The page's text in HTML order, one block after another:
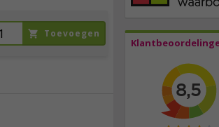
Toevoegen